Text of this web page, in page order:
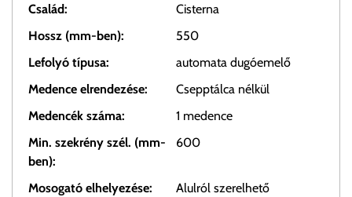
Család:
Cisterna
Hossz (mm-ben):
550
Lefolyó típusa:
automata dugóemelő
Medence elrendezése:
Csepptálca nélkül
Medencék száma:
1 medence
Min. szekrény szél. (mm-
ben):
600
Mosogató elhelyezése:
Alulról szerelhető